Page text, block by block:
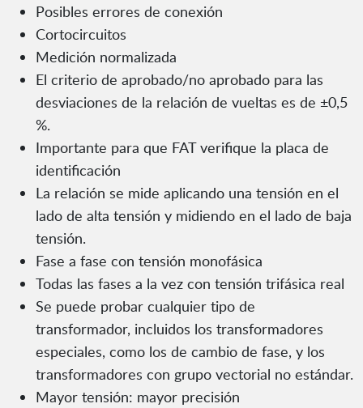
Posibles errores de conexión
Cortocircuitos
Medición normalizada
El criterio de aprobado/no aprobado para las
desviaciones de la relación de vueltas es de ±0,5
%.
Importante para que FAT verifique la placa de
identificación
La relación se mide aplicando una tensión en el
lado de alta tensión y midiendo en el lado de baja
tensión.
Fase a fase con tensión monofásica
Todas las fases a la vez con tensión trifásica real
Se puede probar cualquier tipo de
transformador, incluidos los transformadores
especiales, como los de cambio de fase, y los
transformadores con grupo vectorial no estándar.
Mayor tensión: mayor precisión